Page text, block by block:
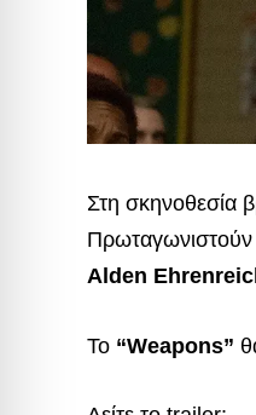
Στη σκηνοθεσία
Πρωταγωνιστούν
Alden
Το “Weapons”